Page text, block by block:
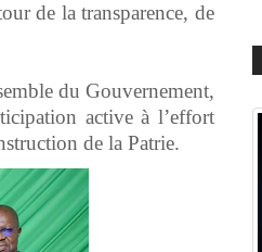
de la transparence, de
du Gouvernement,
active à l’effort
de la Patrie.